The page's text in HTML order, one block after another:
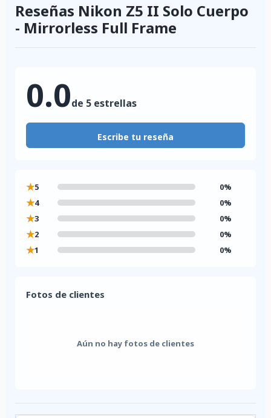
Reseñas Nikon Z5 II Solo Cuerpo
- Mirrorless Full Frame
0.0de 5 estrellas
Escribe tu reseña
★5 0%
★4 0%
★3 0%
★2 0%
★1 0%
Fotos de clientes
Aún no hay fotos de clientes